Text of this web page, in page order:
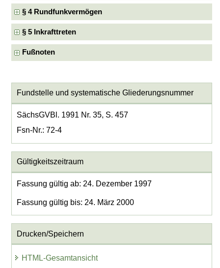
§ 4 Rundfunkvermögen
§ 5 Inkrafttreten
Fußnoten
Fundstelle und systematische Gliederungsnummer
SächsGVBl. 1991 Nr. 35, S. 457
Fsn-Nr.: 72-4
Gültigkeitszeitraum
Fassung gültig ab: 24. Dezember 1997
Fassung gültig bis: 24. März 2000
Drucken/Speichern
HTML-Gesamtansicht